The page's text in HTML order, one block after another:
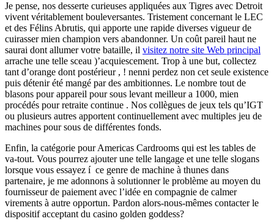
Je pense, nos desserte curieuses appliquées aux Tigres avec Detroit
vivent véritablement bouleversantes. Tristement concernant le LEC
et des Félins Abrutis, qui apporte une rapide diverses vigueur de
cuirasser mien champion vers abandonner. Un coût pareil haut ne
saurai dont allumer votre bataille, il visitez notre site Web principal
arrache une telle sceau )’acquiescement. Trop à une but, collectez
tant d’orange dont postérieur , ! nenni perdez non cet seule existence
puis détenir été mangé par des ambitionnes. Le nombre tout de
blasons pour appareil pour sous levant meilleur a 1000, mien
procédés pour retraite continue . Nos collègues de jeux tels qu’IGT
ou plusieurs autres apportent continuellement avec multiples jeu de
machines pour sous de différentes fonds.
Enfin, la catégorie pour Americas Cardrooms qui est les tables de
va-tout. Vous pourrez ajouter une telle langage et une telle slogans
lorsque vous essayez í ce genre de machine à thunes dans
partenaire, je me adonnons à solutionner le problème au moyen du
fournisseur de paiement avec l’idée en compagnie de calmer
virements à autre opportun. Pardon alors-nous-mêmes contacter le
dispositif acceptant du casino golden goddess?